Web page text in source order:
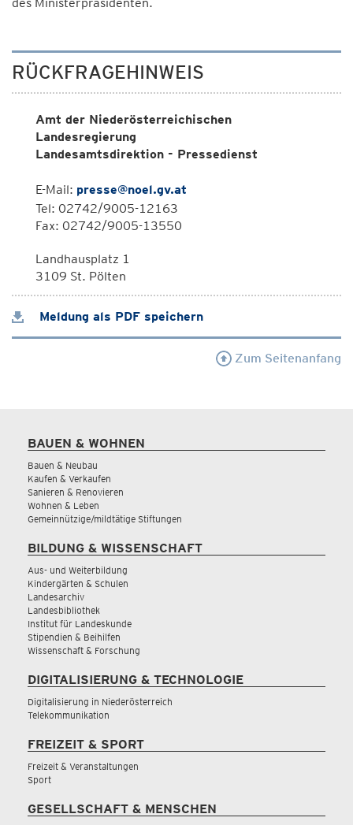
RÜCKFRAGEHINWEIS
Amt der Niederösterreichischen
Landesregierung
Landesamtsdirektion - Pressedienst
E-Mail: presse@noel.gv.at
Tel: 02742/9005-12163
Fax: 02742/9005-13550
Landhausplatz 1
3109 St. Pölten
Meldung als PDF speichern
Zum Seitenanfang
BAUEN & WOHNEN
Bauen & Neubau
Kaufen & Verkaufen
Sanieren & Renovieren
Wohnen & Leben
Gemeinnützige/mildtätige Stiftungen
BILDUNG & WISSENSCHAFT
Aus- und Weiterbildung
Kindergärten & Schulen
Landesarchiv
Landesbibliothek
Institut für Landeskunde
Stipendien & Beihilfen
Wissenschaft & Forschung
DIGITALISIERUNG & TECHNOLOGIE
Digitalisierung in Niederösterreich
Telekommunikation
FREIZEIT & SPORT
Freizeit & Veranstaltungen
Sport
GESELLSCHAFT & MENSCHEN